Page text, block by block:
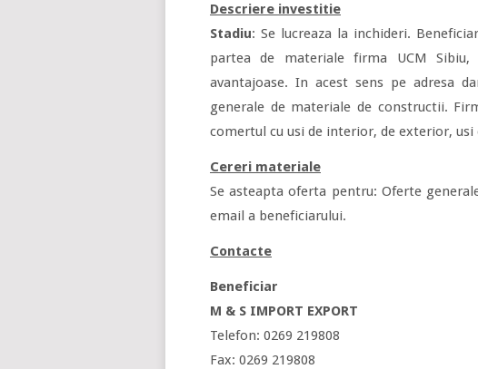
Descriere investitie
Stadiu: Se lucreaza la inchideri.
partea de materiale firma UCM
avantajoase. In acest sens pe adresa
generale de materiale de constructii.
comertul cu usi de interior, de exterior, usi
Cereri materiale
Se asteapta oferta pentru: Oferte
email a beneficiarului.
Contacte
Beneficiar
M & S IMPORT EXPORT
Telefon: 0269 219808
Fax: 0269 219808